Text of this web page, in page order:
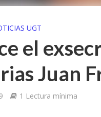
UGT
el
Juan
1 Lectura mínima